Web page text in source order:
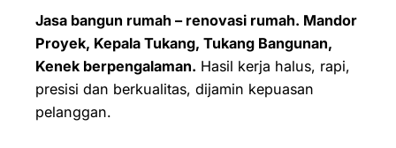
Jasa bangun rumah – renovasi rumah. Mandor
Proyek, Kepala Tukang, Tukang Bangunan,
Kenek berpengalaman. Hasil kerja halus, rapi,
presisi dan berkualitas, dijamin kepuasan
pelanggan.